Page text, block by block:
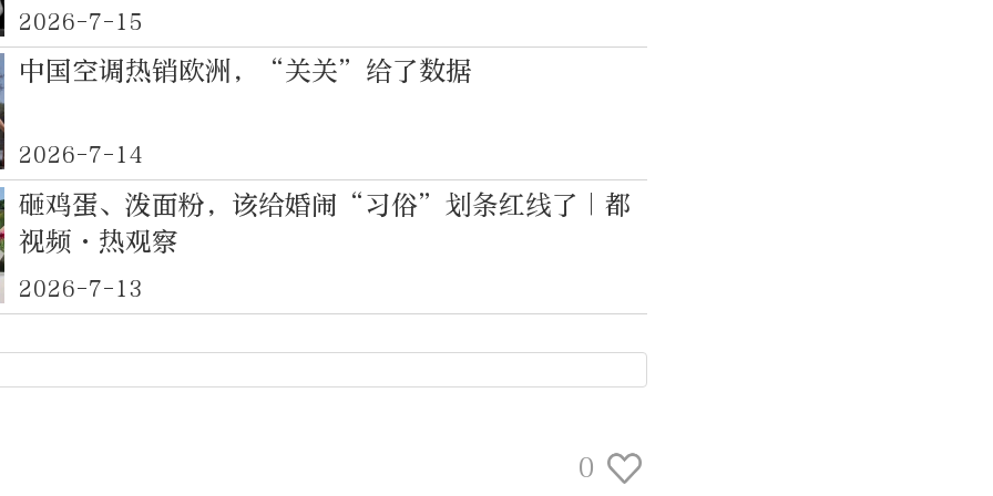
2026-7-15
中国空调热销欧洲，“关关”给了数据
2026-7-14
砸鸡蛋、泼面粉，该给婚闹“习俗”划条红线了｜都
视频·热观察
2026-7-13
0